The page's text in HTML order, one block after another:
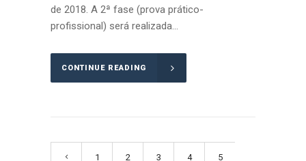
de 2018. A 2ª fase (prova prático-
profissional) será realizada...
CONTINUE READING
1 2 3 4 5